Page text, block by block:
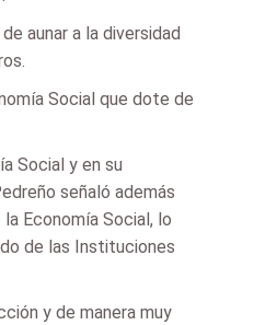
aunar a la diversidad
Social que dote de
Social y en su
señaló además
Economía Social, lo
de las Instituciones
y de manera muy